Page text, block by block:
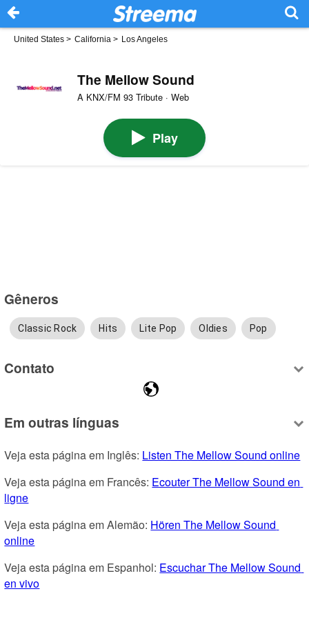
United States > California > Los Angeles
The Mellow Sound
A KNX/FM 93 Tribute · Web
Play
Gêneros
Classic Rock Hits Lite Pop Oldies Pop
Contato
Em outras línguas
Veja esta página em Inglês: Listen The Mellow Sound online
Veja esta página em Francês: Ecouter The Mellow Sound en
ligne
Veja esta página em Alemão: Hören The Mellow Sound
online
Veja esta página em Espanhol: Escuchar The Mellow Sound
en vivo